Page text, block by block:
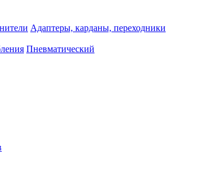
Адаптеры, карданы, переходники
Пневматический